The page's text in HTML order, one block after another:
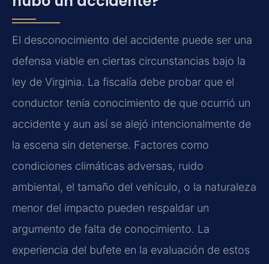
El desconocimiento del accidente puede ser una
defensa viable en ciertas circunstancias bajo la
ley de Virginia. La fiscalía debe probar que el
conductor tenía conocimiento de que ocurrió un
accidente y aun así se alejó intencionalmente de
la escena sin detenerse. Factores como
condiciones climáticas adversas, ruido
ambiental, el tamaño del vehículo, o la naturaleza
menor del impacto pueden respaldar un
argumento de falta de conocimiento. La
experiencia del bufete en la evaluación de estos